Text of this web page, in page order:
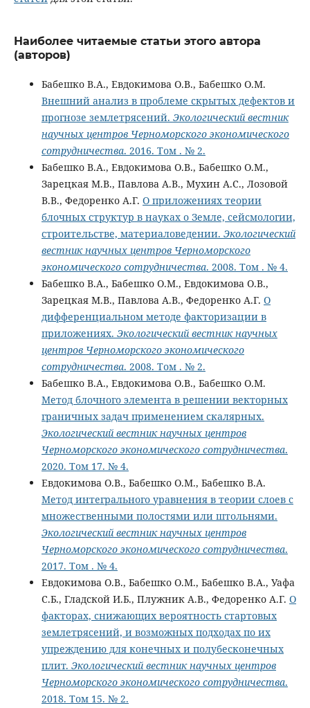
Наиболее читаемые статьи этого автора
(авторов)
Бабешко В.А., Евдокимова О.В., Бабешко О.М.
Внешний анализ в проблеме скрытых дефектов и
прогнозе землетрясений. Экологический вестник
научных центров Черноморского экономического
сотрудничества. 2016. Том . № 2.
Бабешко В.А., Евдокимова О.В., Бабешко О.М.,
Зарецкая М.В., Павлова А.В., Мухин А.С., Лозовой
В.В., Федоренко А.Г. О приложениях теории
блочных структур в науках о Земле, сейсмологии,
строительстве, материаловедении. Экологический
вестник научных центров Черноморского
экономического сотрудничества. 2008. Том . № 4.
Бабешко В.А., Бабешко О.М., Евдокимова О.В.,
Зарецкая М.В., Павлова А.В., Федоренко А.Г. О
дифференциальном методе факторизации в
приложениях. Экологический вестник научных
центров Черноморского экономического
сотрудничества. 2008. Том . № 2.
Бабешко В.А., Евдокимова О.В., Бабешко О.М.
Метод блочного элемента в решении векторных
граничных задач применением скалярных.
Экологический вестник научных центров
Черноморского экономического сотрудничества.
2020. Том 17. № 4.
Евдокимова О.В., Бабешко О.М., Бабешко В.А.
Метод интегрального уравнения в теории слоев с
множественными полостями или штольнями.
Экологический вестник научных центров
Черноморского экономического сотрудничества.
2017. Том . № 4.
Евдокимова О.В., Бабешко О.М., Бабешко В.А., Уафа
С.Б., Гладской И.Б., Плужник А.В., Федоренко А.Г. О
факторах, снижающих вероятность стартовых
землетрясений, и возможных подходах по их
упреждению для конечных и полубесконечных
плит. Экологический вестник научных центров
Черноморского экономического сотрудничества.
2018. Том 15. № 2.